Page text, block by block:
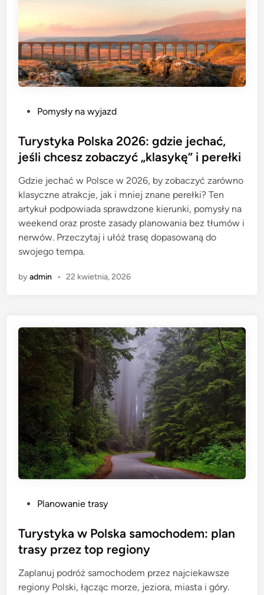
s
t
e
d
i
n
Pomysły na wyjazd
Turystyka Polska 2026: gdzie jechać,
jeśli chcesz zobaczyć „klasykę” i perełki
Gdzie jechać w Polsce w 2026, by zobaczyć zarówno
klasyczne atrakcje, jak i mniej znane perełki? Ten
artykuł podpowiada sprawdzone kierunki, pomysły na
weekend oraz proste zasady planowania bez tłumów i
nerwów. Przeczytaj i ułóż trasę dopasowaną do
swojego tempa.
byadmin • 22 kwietnia, 2026
s
t
d
i
Planowanie trasy
Turystyka w Polska samochodem: plan
trasy przez top regiony
Zaplanuj podróż samochodem przez najciekawsze
regiony Polski, łącząc morze, jeziora, miasta i góry.